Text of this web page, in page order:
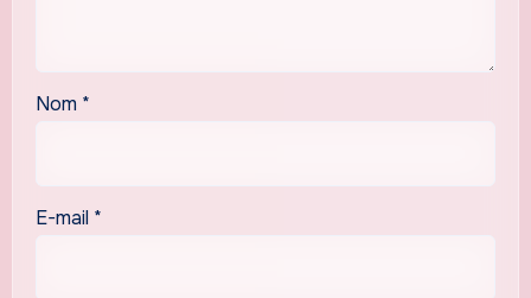
Nom *
E-mail *